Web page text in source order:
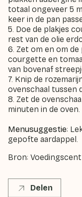
totaal ongeveer 5
keer in de pan
5. Doe de plakjes
rest van de olie
6. Zet om en om de
courgette en
van bovenaf
7. Knip de
ovenschaal tussen
8. Zet de
minuten in de oven.
Menusuggestie:
gepofte aardappel.
Bron:
Delen